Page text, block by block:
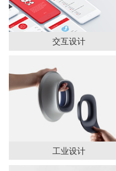
交互设计
工业设计